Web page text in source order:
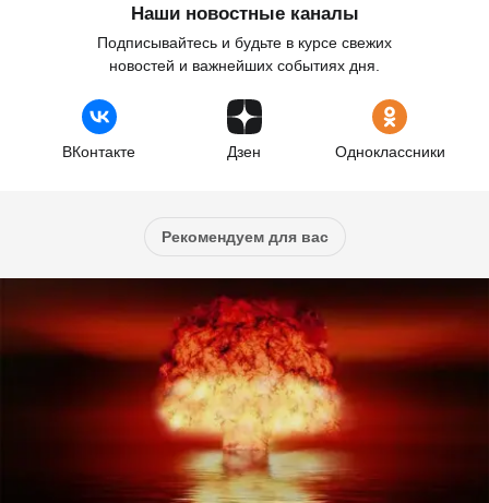
Наши новостные каналы
Подписывайтесь и будьте в курсе свежих
новостей и важнейших событиях дня.
ВКонтакте Дзен Одноклассники
Рекомендуем для вас